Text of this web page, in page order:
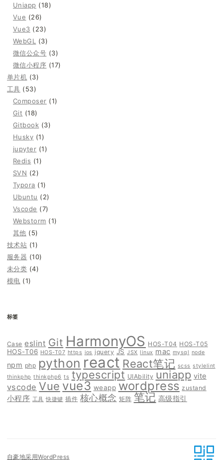
Uniapp (18)
Vue (26)
Vue3 (23)
WebGL
(3)
微信公众号 (3)
微信小程序 (17)
单片机 (3)
工具 (53)
Composer (1)
Git (18)
Gitbook (3)
Husky (1)
jupyter (1)
Redis (1)
SVN (2)
Typora (1)
Ubuntu (2)
Vscode (7)
Webstorm (1)
其他 (5)
技术站 (1)
服务器 (10)
未分类 (4)
模电 (1)
标签
Case eslint Git HarmonyOS HOS-T04 HOS-T05
HOS-T06 HOS-T07 https ios jquery JS JSX linux mac mysql node
npm php python react React笔记 scss stylelint
thinkphp thinkphp6 ts typescript UIAbility uniapp vite
vscode Vue vue3 weapp wordpress zustand
小程序 工具 快捷键 插件 核心概念 矩阵 笔记 高级指引
自豪地采用WordPress